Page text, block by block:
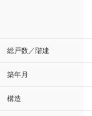
総戸数／階建
築年月
構造